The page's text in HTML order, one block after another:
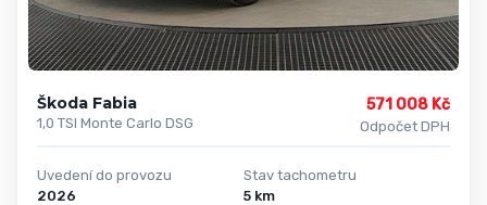
Škoda Fabia
1,0 TSI Monte Carlo DSG
571 008 Kč
Odpočet DPH
Uvedení do provozu
2026
Stav tachometru
5 km